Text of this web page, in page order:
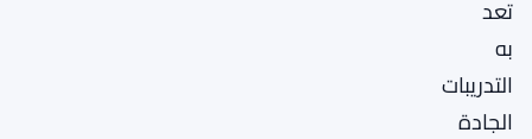
تعد
به
التدريبات
الجادة